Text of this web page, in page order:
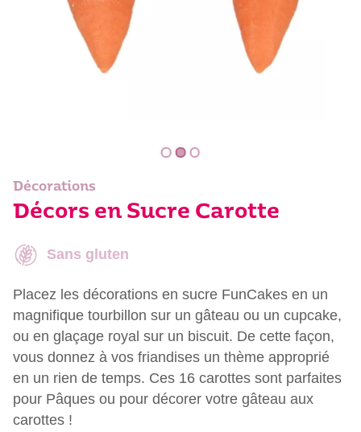
Décorations
Décors en Sucre Carotte
Sans gluten
Placez les décorations en sucre FunCakes en un
magnifique tourbillon sur un gâteau ou un cupcake,
ou en glaçage royal sur un biscuit. De cette façon,
vous donnez à vos friandises un thème approprié
en un rien de temps. Ces 16 carottes sont parfaites
pour Pâques ou pour décorer votre gâteau aux
carottes !